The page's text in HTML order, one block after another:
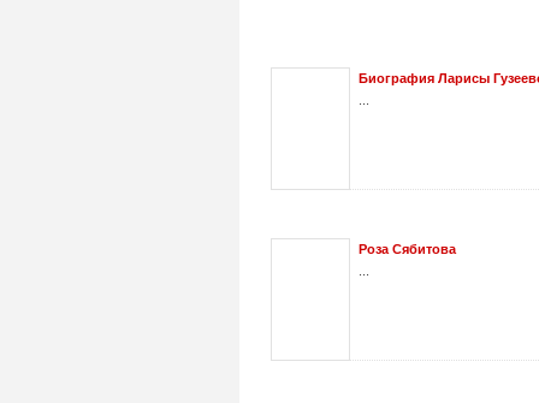
Биография Ларисы
Роза Сябитова